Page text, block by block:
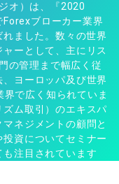
オ）は、『2020
ブローカー業界
ました。数々の世界
ーとして、主にリス
の管理まで幅広く従
ヨーロッパ及び世界
で広く知られていま
ム取引）のエキスパ
ネジメントの顧問と
資についてセミナー
注目されています​